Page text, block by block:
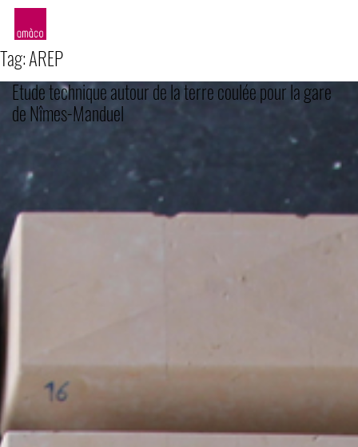
Tag:AREP
Etude technique autour de la terre coulée pour la gare
de Nîmes-Manduel